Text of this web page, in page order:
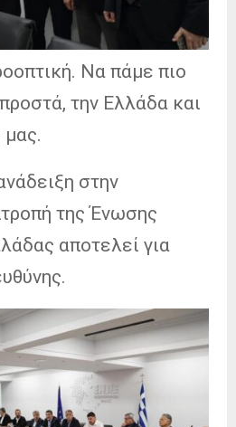
Να πάμε πιο
την Ελλάδα και
μας.
στην
της Ένωσης
αποτελεί για